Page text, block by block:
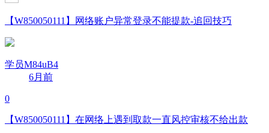
【W850050111】网络账户异常登录不能提款-追回技巧
学员M84uB4
6月前
0
【W850050111】在网络上遇到取款一直风控审核不给出款